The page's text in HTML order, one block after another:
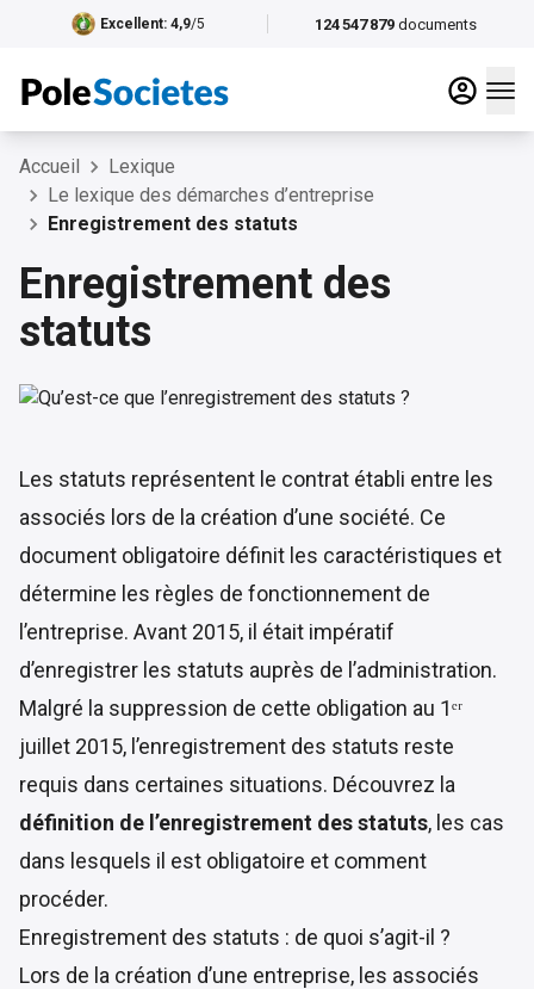
124 547 879 documents
Excellent: 4,9/5
Accueil
Lexique
Le lexique des démarches d’entreprise
Enregistrement des statuts
Enregistrement des
statuts
Les statuts représentent le contrat établi entre les
associés lors de la création d’une société. Ce
document obligatoire définit les caractéristiques et
détermine les règles de fonctionnement de
l’entreprise. Avant 2015, il était impératif
d’enregistrer les statuts auprès de l’administration.
Malgré la suppression de cette obligation au 1ᵉʳ
juillet 2015, l’enregistrement des statuts reste
requis dans certaines situations. Découvrez la
définition de l’enregistrement des statuts, les cas
dans lesquels il est obligatoire et comment
procéder.
Enregistrement des statuts : de quoi s’agit-il ?
Lors de la création d’une entreprise, les associés